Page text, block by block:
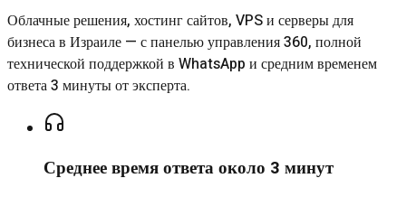
Облачные решения, хостинг сайтов, VPS и серверы для
бизнеса в Израиле — с панелью управления 360, полной
технической поддержкой в WhatsApp и средним временем
ответа 3 минуты от эксперта.
Среднее время ответа около 3 минут